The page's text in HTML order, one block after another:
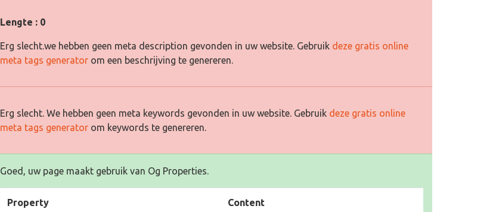
Lengte : 0
Erg slecht.we hebben geen meta description gevonden in uw website. Gebruik deze gratis online
meta tags generator om een beschrijving te genereren.
Erg slecht. We hebben geen meta keywords gevonden in uw website. Gebruik deze gratis online
meta tags generator om keywords te genereren.
Goed, uw page maakt gebruik van Og Properties.
Property Content